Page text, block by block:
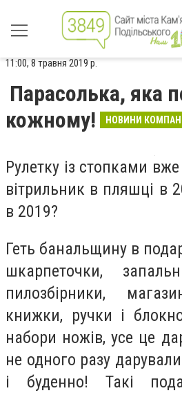
11:00, 8 травня 2019 р.
Парасолька, яка
кожному!
НОВИНИ
Рулетку із стопками
вітрильник в пляшці в
в 2019?
Геть банальщину в
шкарпеточки,
пилозбірники,
книжки, ручки і
набори ножів, усе це
не одного разу
і буденно! Такі